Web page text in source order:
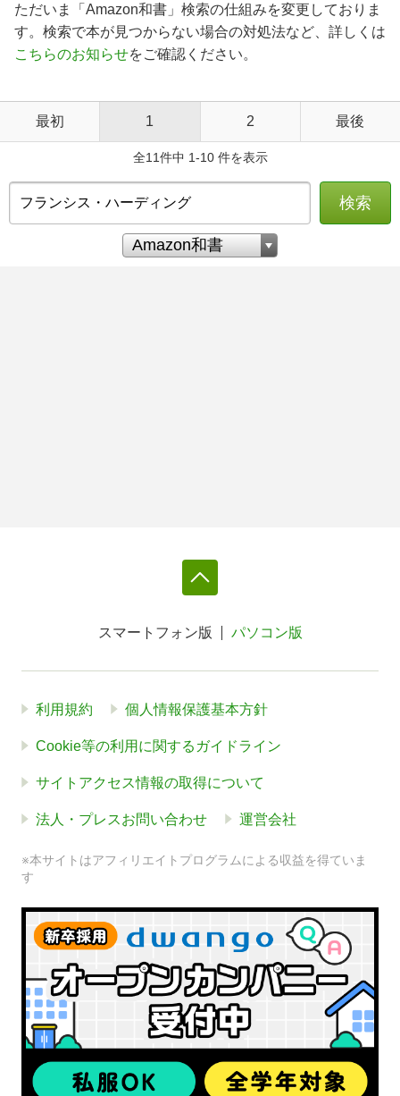
ただいま「Amazon和書」検索の仕組みを変更しておりま
す。検索で本が見つからない場合の対処法など、詳しくは
こちらのお知らせをご確認ください。
最初 1 2 最後
全11件中 1-10 件を表示
検索
スマートフォン版 パソコン版
利用規約 個人情報保護基本方針
Cookie等の利用に関するガイドライン
サイトアクセス情報の取得について
法人・プレスお問い合わせ 運営会社
※本サイトはアフィリエイトプログラムによる収益を得ていま
す